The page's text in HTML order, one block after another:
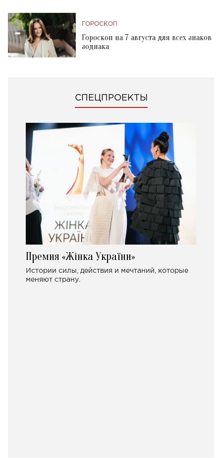
ГОРОСКОП
Гороскоп на 7 августа для всех знаков
зодиака
СПЕЦПРОЕКТЫ
Премия «Жінка України»
Истории силы, действия и мечтаний, которые
меняют страну.